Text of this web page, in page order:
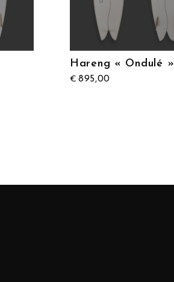
Hareng « Ondulé »
€ 895,00